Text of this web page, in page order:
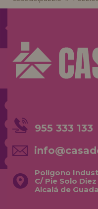
955 333 133
Polígono
C/ Pie Solo
Alcalá de